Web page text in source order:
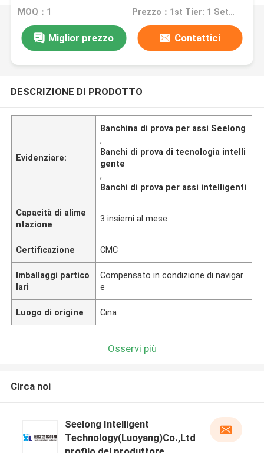
prestazioni dell'asse
MOQ：1 Prezzo：1st Tier: 1 Set, Unit Price USD 3.00 2nd Tier: 2-5 Sets, Unit Price USD 2.00 3rd Tier: Over 5 Sets, Unit Price USD 1.00
Miglior prezzo Contattici
DESCRIZIONE DI PRODOTTO
Evidenziare:
Banchina di prova per assi Seelong
,
Banchi di prova di tecnologia intelli
gente
,
Banchi di prova per assi intelligenti
Capacità di alime
ntazione
3 insiemi al mese
Certificazione CMC
Imballaggi partico
lari
Compensato in condizione di navigar
e
Luogo di origine Cina
Osservi più
Circa noi
Seelong Intelligent
Technology(Luoyang)Co.,Ltd